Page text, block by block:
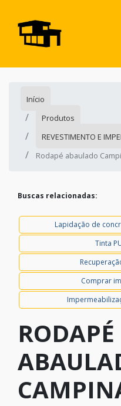
Início
Produtos
REVESTIMENTO E
Rodapé abaulado
Buscas relacionadas:
Lapidação de
Tinta
Comprar
RODAPÉ